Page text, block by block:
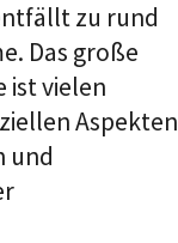
zu rund
Das große
ist vielen
Aspekten
und